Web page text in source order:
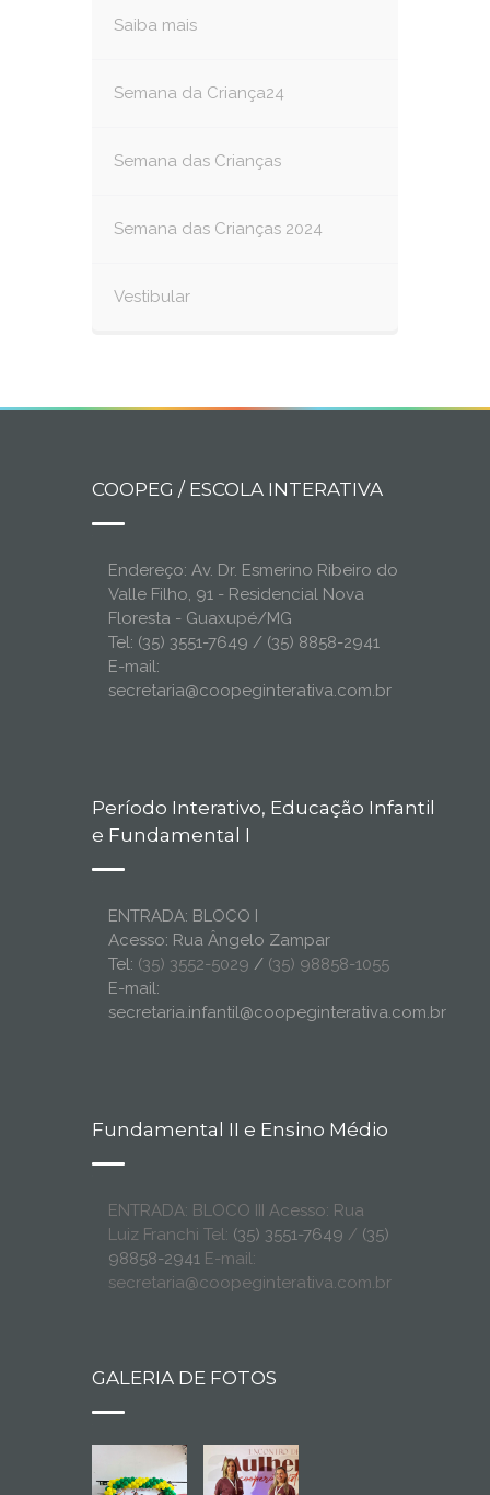
Saiba mais
Semana da Criança24
Semana das Crianças
Semana das Crianças 2024
Vestibular
COOPEG / ESCOLA INTERATIVA
Endereço: Av. Dr. Esmerino Ribeiro do
Valle Filho, 91 - Residencial Nova
Floresta - Guaxupé/MG
Tel: (35) 3551-7649 / (35) 8858-2941
E-mail:
secretaria@coopeginterativa.com.br
Período Interativo, Educação Infantil
e Fundamental I
ENTRADA: BLOCO I
Acesso: Rua Ângelo Zampar
Tel: (35) 3552-5029 / (35) 98858-1055
E-mail:
secretaria.infantil@coopeginterativa.com.br
Fundamental II e Ensino Médio
ENTRADA: BLOCO III Acesso: Rua
Luiz Franchi Tel: (35) 3551-7649 / (35)
98858-2941 E-mail:
secretaria@coopeginterativa.com.br
GALERIA DE FOTOS